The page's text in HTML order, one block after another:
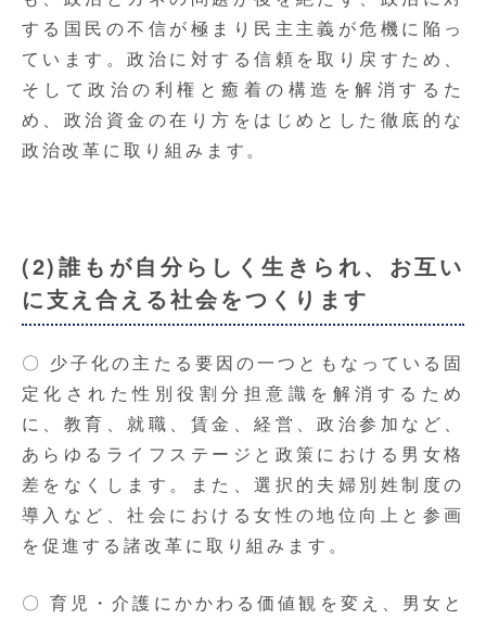
する国民の不信が極まり民主主義が危機に陥っ
ています。政治に対する信頼を取り戻すため、
そして政治の利権と癒着の構造を解消するた
め、政治資金の在り方をはじめとした徹底的な
政治改革に取り組みます。
(2)誰もが自分らしく生きられ、お互い
に支え合える社会をつくります
〇 少子化の主たる要因の一つともなっている固
定化された性別役割分担意識を解消するため
に、教育、就職、賃金、経営、政治参加など、
あらゆるライフステージと政策における男女格
差をなくします。また、選択的夫婦別姓制度の
導入など、社会における女性の地位向上と参画
を促進する諸改革に取り組みます。
〇 育児・介護にかかわる価値観を変え、男女と